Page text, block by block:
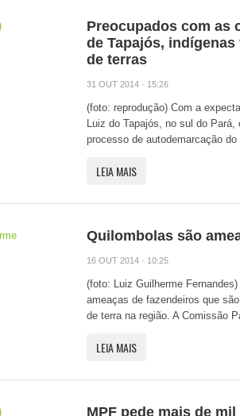
Preocupados com as
de Tapajós,
de terras
31 OUT 2014 · 15:26
(foto: reprodução) Com a
Luiz do Tapajós, no sul do
processo de autodemarcação do
LEIA MAIS
Quilombolas são
16 OUT 2014 · 10:25
(foto: Luiz Guilherme
ameaças de fazendeiros que
de terra na região. A Comissão
LEIA MAIS
MPF pede mais de